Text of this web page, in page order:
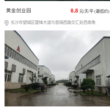
黄金创业园 0.8 元/天/平 (最低价)
长沙市望城区雷锋大道与普瑞西路交汇处西南角